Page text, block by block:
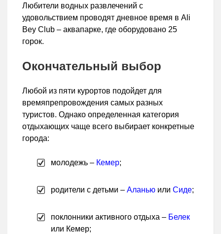
Любители водных развлечений с
удовольствием проводят дневное время в Ali
Bey Club – аквапарке, где оборудовано 25
горок.
Окончательный выбор
Любой из пяти курортов подойдет для
времяпрепровождения самых разных
туристов. Однако определенная категория
отдыхающих чаще всего выбирает конкретные
города:
молодежь – Кемер;
родители с детьми – Аланью или Сиде;
поклонники активного отдыха – Белек
или Кемер;